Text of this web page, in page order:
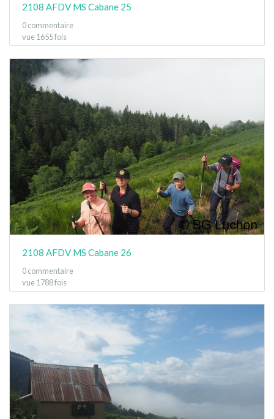
2108 AFDV MS Cabane 25
0 commentaire
vue 1655 fois
2108 AFDV MS Cabane 26
0 commentaire
vue 1788 fois